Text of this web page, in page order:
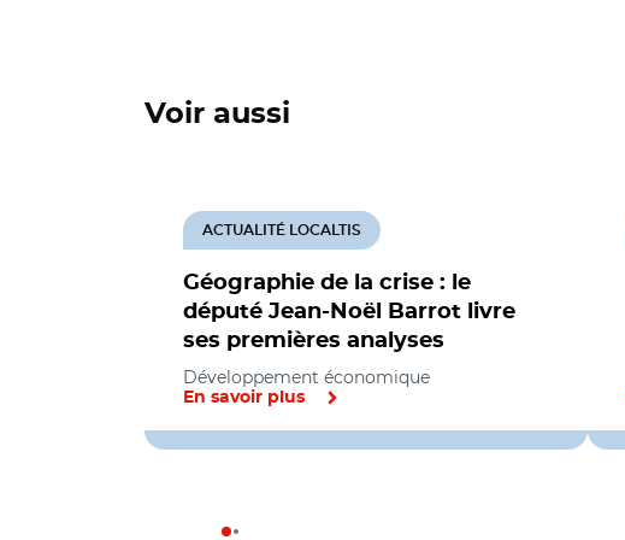
Voir aussi
Géographie de la crise : le
député Jean-Noël Barrot livre
ses premières analyses
ACTUALITÉ LOCALTIS
Développement économique
En savoir plus